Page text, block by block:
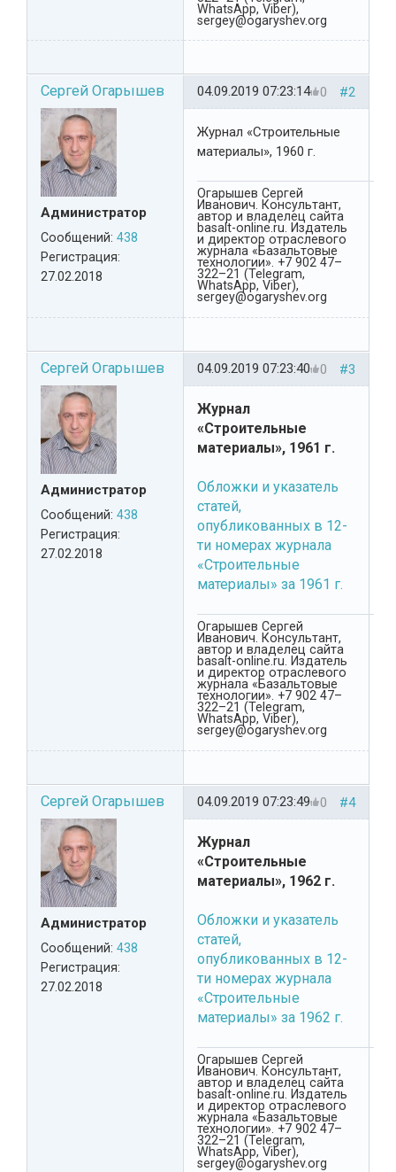
WhatsApp, Viber),
sergey@ogaryshev.org
Сергей Огарышев
Администратор
Сообщений: 438
Регистрация:
27.02.2018
#2
0
04.09.2019 07:23:14
Журнал «Строительные
материалы», 1960 г.
Огарышев Сергей
Иванович. Консультант,
автор и владелец сайта
basalt-online.ru. Издатель
и директор отраслевого
журнала «Базальтовые
технологии». +7 902 47–
322–21 (Telegram,
WhatsApp, Viber),
sergey@ogaryshev.org
Сергей Огарышев
Администратор
Сообщений: 438
Регистрация:
27.02.2018
#3
0
04.09.2019 07:23:40
Журнал
«Строительные
материалы», 1961 г.
Обложки и указатель
статей,
опубликованных в 12-
ти номерах журнала
«Строительные
материалы» за 1961 г.
Огарышев Сергей
Иванович. Консультант,
автор и владелец сайта
basalt-online.ru. Издатель
и директор отраслевого
журнала «Базальтовые
технологии». +7 902 47–
322–21 (Telegram,
WhatsApp, Viber),
sergey@ogaryshev.org
Сергей Огарышев
Администратор
Сообщений: 438
Регистрация:
27.02.2018
#4
0
04.09.2019 07:23:49
Журнал
«Строительные
материалы», 1962 г.
Обложки и указатель
статей,
опубликованных в 12-
ти номерах журнала
«Строительные
материалы» за 1962 г.
Огарышев Сергей
Иванович. Консультант,
автор и владелец сайта
basalt-online.ru. Издатель
и директор отраслевого
журнала «Базальтовые
технологии». +7 902 47–
322–21 (Telegram,
WhatsApp, Viber),
sergey@ogaryshev.org